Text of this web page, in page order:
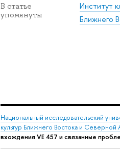
В статье
упомянуты
Институт
Ближнего
Национальный исследовательский
культур Ближнего Востока и Северной
вхождения VE 457 и связанные